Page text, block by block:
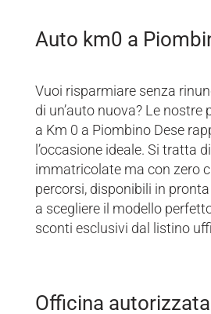
Auto km0 a
Vuoi risparmiare senza
di un’auto nuova? Le nostre
a Km 0 a Piombino Dese
l’occasione ideale. Si tratta
immatricolate ma con zero
percorsi, disponibili in
a scegliere il modello
sconti esclusivi dal listino
Officina